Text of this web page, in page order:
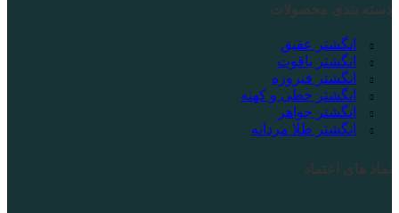
دسته بندی محصولات
انگشتر عقیق
انگشتر یاقوت
انگشتر فیروزه
انگشتر خطی و کهنه
انگشتر جواهر
انگشتر طلا مردانه
نماد های اعتماد